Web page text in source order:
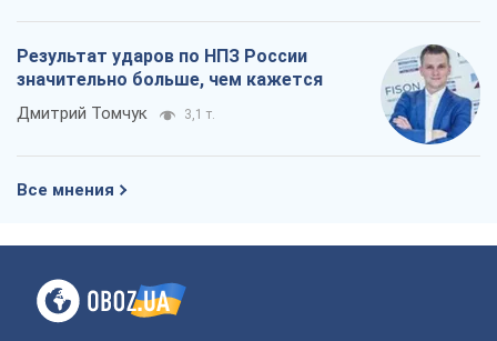
Результат ударов по НПЗ России
значительно больше, чем кажется
Дмитрий Томчук 3,1 т.
Все мнения